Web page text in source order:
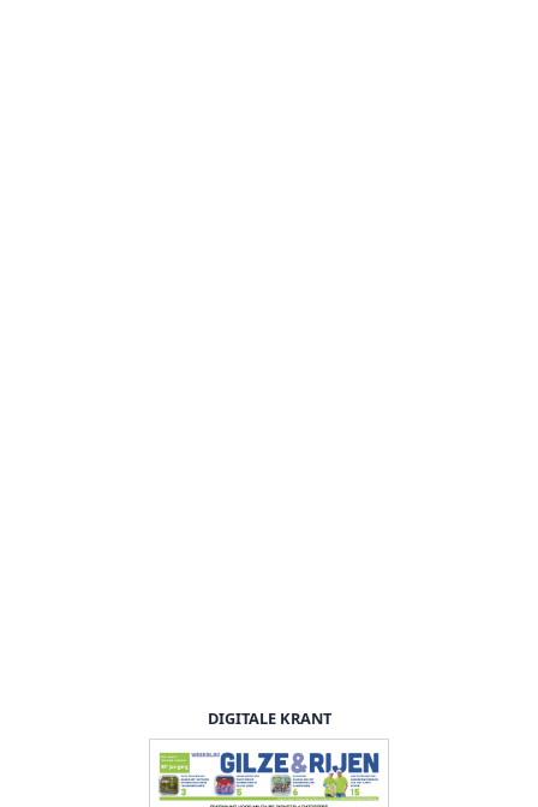
DIGITALE KRANT